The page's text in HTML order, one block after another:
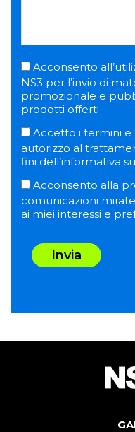
Acconsento
NS3 per l’invio di
promozionale e
prodotti offerti
Accetto i termini e
autorizzo al
fini dell’informativa
Acconsento alla
comunicazioni
ai miei interessi e
Invia